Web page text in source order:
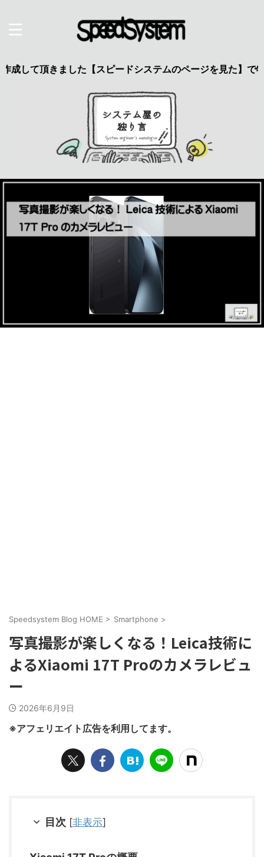
した【スピードシステムのページを見た】で特典あり 興味
Speedsystem Blog HOME > Smartphone >
写真撮影が楽しくなる！Leica技術に
よるXiaomi 17T Proのカメラレビュ
ー
2026年6月9日
※アフェリエイト広告を利用してます。
目次 [非表示]